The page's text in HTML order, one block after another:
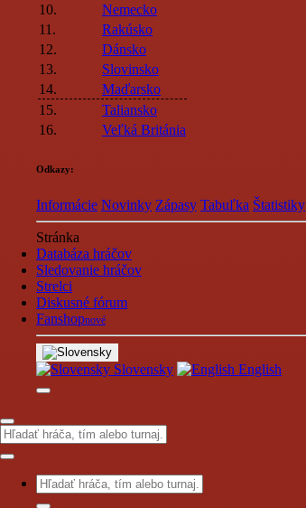
10.
Nemecko
11.
Rakúsko
12.
Dánsko
13.
Slovinsko
14.
Maďarsko
15.
Taliansko
16.
Veľká Británia
Odkazy:
Informácie Novinky Zápasy Tabuľka Štatistiky
Stránka
Databáza hráčov
Sledovanie hráčov
Strelci
Diskusné fórum
Fanshopnové
Slovensky English